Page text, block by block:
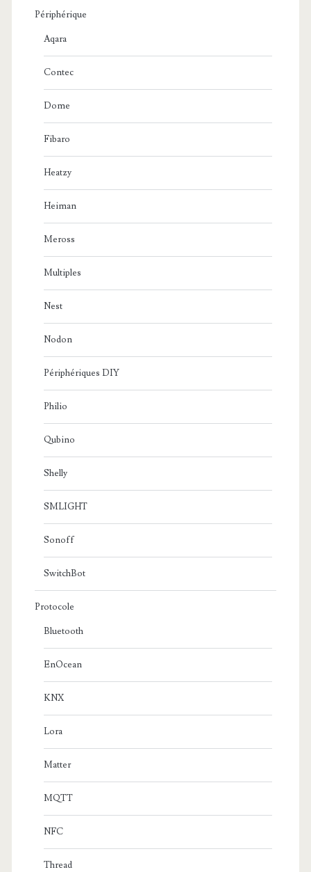
Périphérique
Aqara
Contec
Dome
Fibaro
Heatzy
Heiman
Meross
Multiples
Nest
Nodon
Périphériques DIY
Philio
Qubino
Shelly
SMLIGHT
Sonoff
SwitchBot
Protocole
Bluetooth
EnOcean
KNX
Lora
Matter
MQTT
NFC
Thread